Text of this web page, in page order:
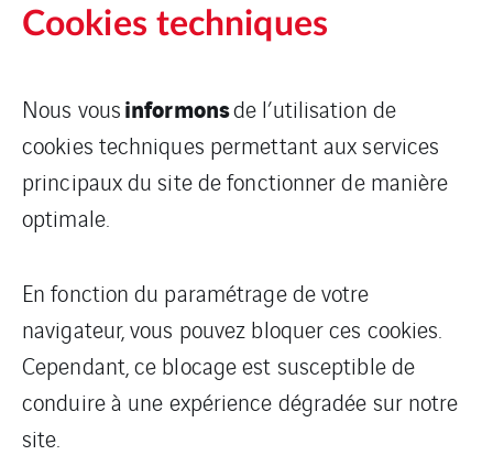
Cookies techniques
Nous vousinformonsde l’utilisation de
cookies techniques permettant aux services
principaux du site de fonctionner de manière
optimale.
En fonction du paramétrage de votre
navigateur, vous pouvez bloquer ces cookies.
Cependant, ce blocage est susceptible de
conduire à une expérience dégradée sur notre
site.